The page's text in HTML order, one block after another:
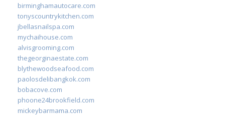
birminghamautocare.com
tonyscountrykitchen.com
jbellasnailspa.com
mychaihouse.com
alvisgrooming.com
thegeorginaestate.com
blythewoodseafood.com
paolosdelibangkok.com
bobacove.com
phoone24brookfield.com
mickeybarmama.com